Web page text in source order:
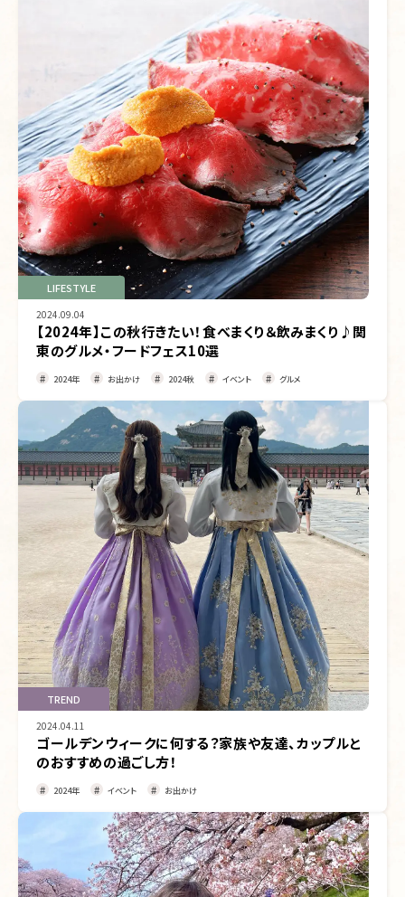
LIFESTYLE
2024.09.04
【2024年】この秋行きたい！食べまくり＆飲みまくり♪関
東のグルメ・フードフェス10選
2024年 お出かけ 2024秋 イベント グルメ
TREND
2024.04.11
ゴールデンウィークに何する？家族や友達、カップルと
のおすすめの過ごし方！
2024年 イベント お出かけ